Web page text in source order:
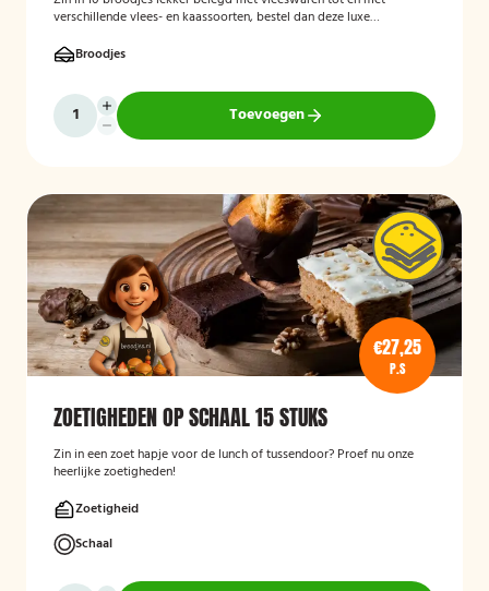
verschillende vlees- en kaassoorten, bestel dan deze luxe
Broodjes
Toevoegen
€27,25
P.S
ZOETIGHEDEN OP SCHAAL 15 STUKS
Zin in een zoet hapje voor de lunch of tussendoor? Proef nu onze
heerlijke zoetigheden!
Zoetigheid
Schaal